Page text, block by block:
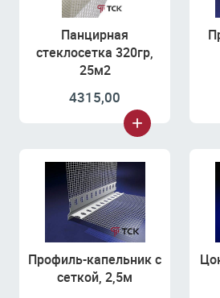
Панцирная
стеклосетка 320гр,
25м2
4315,00
Профиль-капельник с
сеткой, 2,5м